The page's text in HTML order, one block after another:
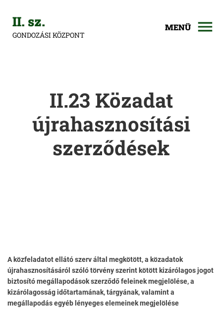
II. sz.
GONDOZÁSI KÖZPONT
MENÜ
II.23 Közadat
újrahasznosítási
szerződések
A közfeladatot ellátó szerv által megkötött, a közadatok
újrahasznosításáról szóló törvény szerint kötött kizárólagos jogot
biztosító megállapodások szerződő feleinek megjelölése, a
kizárólagosság időtartamának, tárgyának, valamint a
megállapodás egyéb lényeges elemeinek megjelölése